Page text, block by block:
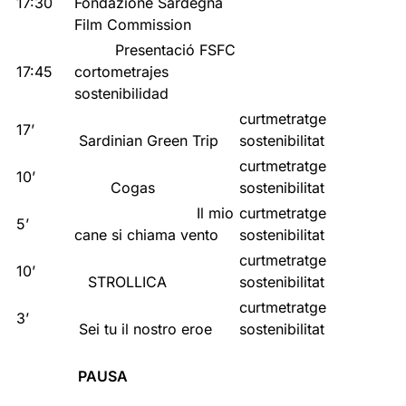
Film Commission
17:45
Presentació FSFC
cortometrajes
sostenibilidad
17’
Sardinian Green Trip
curtmetratge
sostenibilitat
10’
Cogas
curtmetratge
sostenibilitat
5’
Il mio
cane si chiama vento
curtmetratge
sostenibilitat
10’
STROLLICA
curtmetratge
sostenibilitat
3’
Sei tu il nostro eroe
curtmetratge
sostenibilitat
PAUSA